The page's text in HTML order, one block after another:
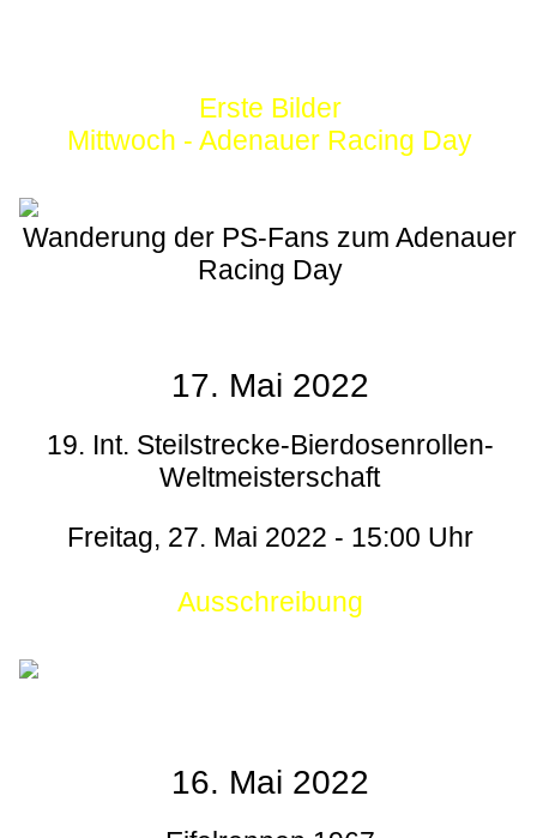
Erste Bilder
Mittwoch - Adenauer Racing Day
Wanderung der PS-Fans zum Adenauer
Racing Day
17. Mai 2022
19. Int. Steilstrecke-Bierdosenrollen-
Weltmeisterschaft
Freitag, 27. Mai 2022 - 15:00 Uhr
Ausschreibung
16. Mai 2022